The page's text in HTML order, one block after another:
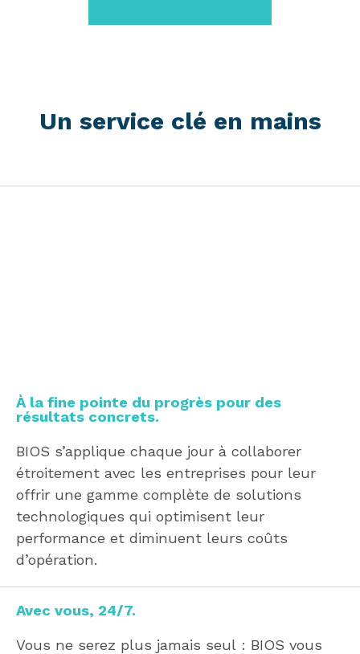
Un service clé en mains
À la fine pointe du progrès pour des
résultats concrets.
BIOS s’applique chaque jour à collaborer
étroitement avec les entreprises pour leur
offrir une gamme complète de solutions
technologiques qui optimisent leur
performance et diminuent leurs coûts
d’opération.
Avec vous, 24/7.
Vous ne serez plus jamais seul : BIOS vous